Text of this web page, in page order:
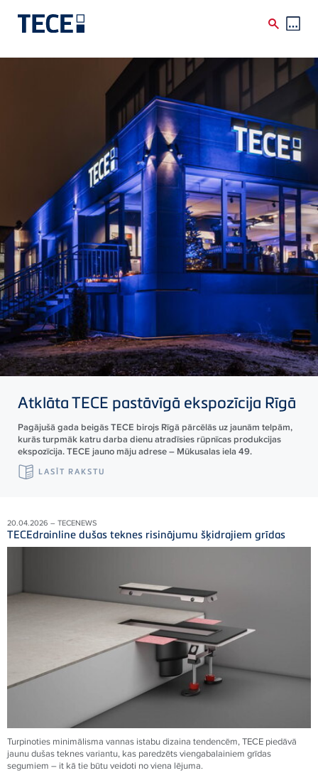
Skip to main content
AtklātaTECE pastāvīgā ekspozīcija Rīgā
Pagājušā gada beigās TECE birojs Rīgā pārcēlās uz jaunām telpām,
kurās turpmāk katru darba dienu atradīsies rūpnīcas produkcijas
ekspozīcija. TECE jauno māju adrese – Mūkusalas iela 49.
LASĪT RAKSTU
20.04.2026 – TECENEWS
TECEdrainline dušas teknes risinājumu šķidrajiem grīdas
Turpinoties minimālisma vannas istabu dizaina tendencēm, TECE piedāvā
jaunu dušas teknes variantu, kas paredzēts viengabalainiem grīdas
segumiem – it kā tie būtu veidoti no viena lējuma.